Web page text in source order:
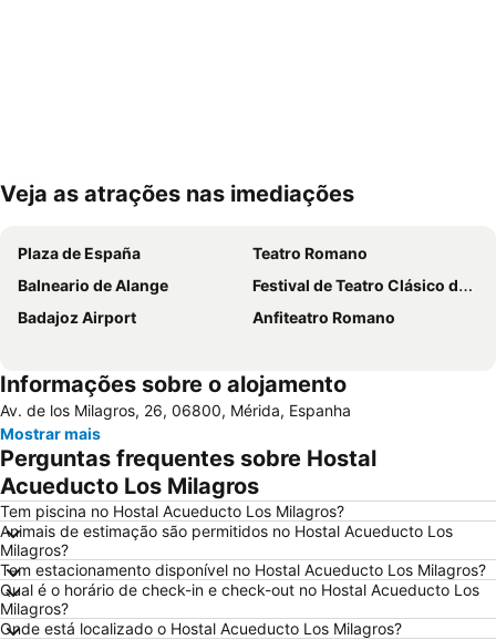
Ampliar mapa
Veja as atrações nas imediações
Plaza de España
Teatro Romano
Balneario de Alange
Festival de Teatro Clásico de Mérida
Badajoz Airport
Anfiteatro Romano
Informações sobre o alojamento
Av. de los Milagros, 26, 06800, Mérida, Espanha
Mostrar mais
Perguntas frequentes sobre Hostal
Acueducto Los Milagros
Tem piscina no Hostal Acueducto Los Milagros?
Animais de estimação são permitidos no Hostal Acueducto Los
Milagros?
Tem estacionamento disponível no Hostal Acueducto Los Milagros?
Qual é o horário de check-in e check-out no Hostal Acueducto Los
Milagros?
Onde está localizado o Hostal Acueducto Los Milagros?